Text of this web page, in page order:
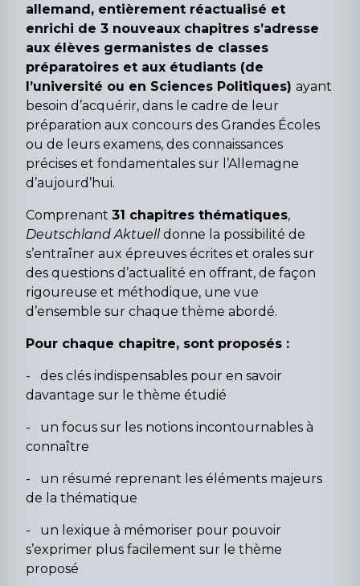
allemand, entièrement réactualisé et
enrichi de 3 nouveaux chapitres s’adresse
aux élèves germanistes de classes
préparatoires et aux étudiants (de
l’université ou en Sciences Politiques) ayant
besoin d’acquérir, dans le cadre de leur
préparation aux concours des Grandes Écoles
ou de leurs examens, des connaissances
précises et fondamentales sur l’Allemagne
d’aujourd’hui.
Comprenant 31 chapitres thématiques,
Deutschland Aktuelldonne la possibilité de
s’entraîner aux épreuves écrites et orales sur
des questions d’actualité en offrant, de façon
rigoureuse et méthodique, une vue
d’ensemble sur chaque thème abordé.
Pour chaque chapitre, sont proposés :
- des clés indispensables pour en savoir
davantage sur le thème étudié
- un focus sur les notions incontournables à
connaître
- un résumé reprenant les éléments majeurs
de la thématique
- un lexique à mémoriser pour pouvoir
s’exprimer plus facilement sur le thème
proposé